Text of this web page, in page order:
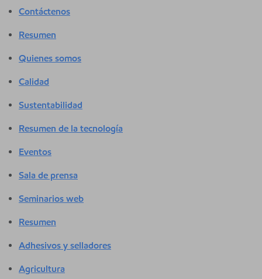
Contáctenos
Resumen
Quienes somos
Calidad
Sustentabilidad
Resumen de la tecnología
Eventos
Sala de prensa
Seminarios web
Resumen
Adhesivos y selladores
Agricultura